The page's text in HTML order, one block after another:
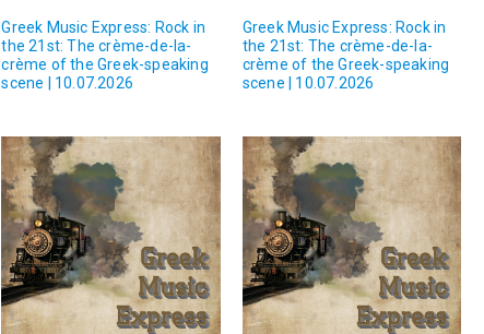
Greek Music Express: Rock in
the 21st: The crème-de-la-
crème of the Greek-speaking
scene | 10.07.2026
Greek Music Express: Rock in
the 21st: The crème-de-la-
crème of the Greek-speaking
scene | 10.07.2026